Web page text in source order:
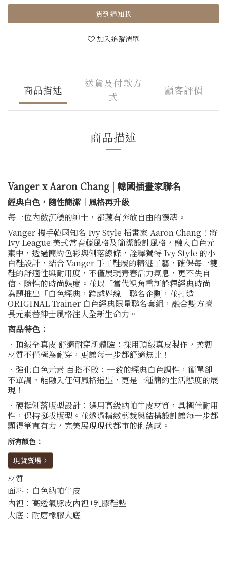
貨到通知我
加入追蹤清單
商品描述
送貨及付款方
式
顧客評價
商品描述
Vanger x Aaron Chang | 韓國插畫家聯名
經典白色，隨性簡潔｜風格再升級
每一位內斂沉穩的紳士，都藏有奔放自由的靈魂。
Vanger 攜手韓國知名 Ivy Style 插畫家 Aaron Chang！將
Ivy League 美式常春藤風格及簡潔設計風格，融入白色元
素中，透過簡約色彩與俐落線條，詮釋獨特 Ivy Style 的小
白鞋設計，結合 Vanger 手工鞋履的精湛工藝，確保每一雙
鞋的舒適性與耐用度，不僅展現青春活力氣息，更不失自
信、隨性的時尚態度。並以「當代視角重新詮釋經典時尚」
為題推出「白色經典，跨越界線」聯名企劃，並打造
ORIGINAL Trainer 白色經典限量聯名套組，融合雙方擅
長元素替紳士風格注入全新生命力。
商品特色：
．頂級全真皮 舒適耐穿新體驗：採用頂級真皮製作，柔韌
材質不僅極為耐穿，更讓每一步都舒適無比！
．強化白色元素 百搭不敗：一致的經典白色調性，簡單卻
不單調。能融入任何風格造型，更是一種簡約生活態度的展
現！
．硬挺俐落版型設計：選用高級納帕牛皮材質，具極佳耐用
性，保持挺拔版型。並透過精緻剪裁與結構設計讓每一步都
顯得筆直有力，完美展現現代都市的俐落感。
所有顏色：
現貨賣場 >
材質
面料：白色納帕牛皮
內裡：高透氣豚皮內裡+乳膠鞋墊
大底：耐磨橡膠大底